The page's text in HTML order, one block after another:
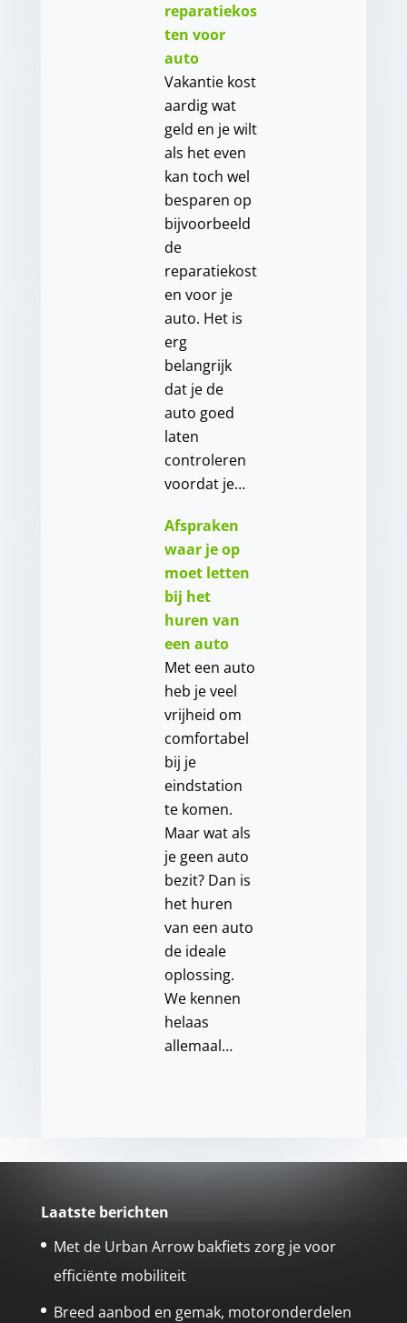
reparatiekos
ten voor
auto
Vakantie kost
aardig wat
geld en je wilt
als het even
kan toch wel
besparen op
bijvoorbeeld
de
reparatiekost
en voor je
auto. Het is
erg
belangrijk
dat je de
auto goed
laten
controleren
voordat je…
Afspraken
waar je op
moet letten
bij het
huren van
een auto
Met een auto
heb je veel
vrijheid om
comfortabel
bij je
eindstation
te komen.
Maar wat als
je geen auto
bezit? Dan is
het huren
van een auto
de ideale
oplossing.
We kennen
helaas
allemaal…
Laatste berichten
Met de Urban Arrow bakfiets zorg je voor
efficiënte mobiliteit
Breed aanbod en gemak, motoronderdelen